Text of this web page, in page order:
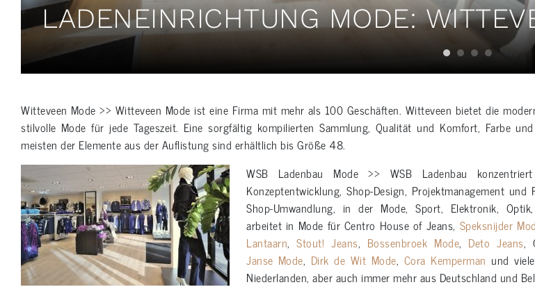
LADENEINRICHTUNG MODE:
Witteveen Mode >> Witteveen Mode ist eine Firma mit mehr als 100 Geschäften. Witteveen bietet die
stilvolle Mode für jede Tageszeit. Eine sorgfältig kompilierten Sammlung, Qualität und Komfort, Farbe
meisten der Elemente aus der Auflistung sind erhältlich bis Größe 48.
WSB Ladenbau Mode >> WSB Ladenbau
Konzeptentwicklung, Shop-Design, Projektmanagement und
Shop-Umwandlung, in der Mode, Sport, Elektronik,
arbeitet in Mode für Centro House of Jeans, Speksnijder
Lantaarn,Stout! Jeans, Bossenbroek Mode, Deto Jeans,
Janse Mode, Dirk de Wit Mode, Cora Kemperman und
Niederlanden, aber auch immer mehr aus Deutschland und